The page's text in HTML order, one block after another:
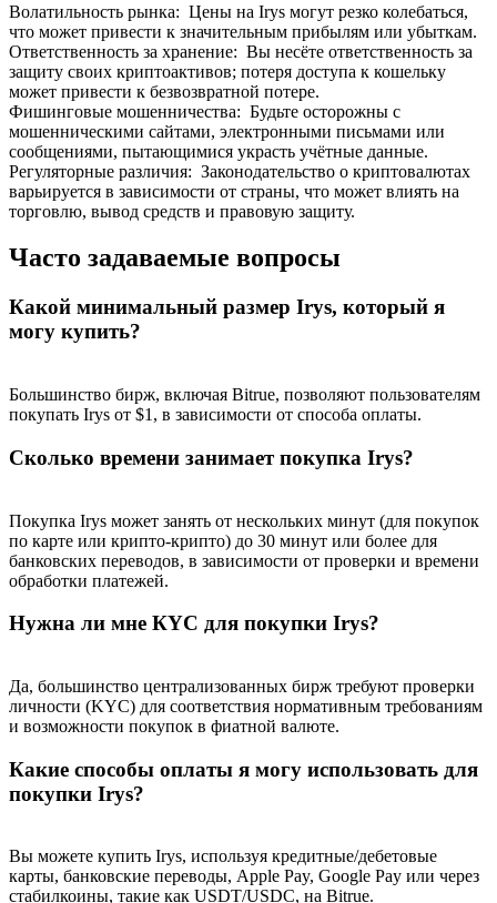
Волатильность рынка: Цены на Irys могут резко колебаться,
что может привести к значительным прибылям или убыткам.
Ответственность за хранение: Вы несёте ответственность за
защиту своих криптоактивов; потеря доступа к кошельку
может привести к безвозвратной потере.
Фишинговые мошенничества: Будьте осторожны с
мошенническими сайтами, электронными письмами или
сообщениями, пытающимися украсть учётные данные.
Регуляторные различия: Законодательство о криптовалютах
варьируется в зависимости от страны, что может влиять на
торговлю, вывод средств и правовую защиту.
Часто задаваемые вопросы
Какой минимальный размер Irys, который я
могу купить?
Большинство бирж, включая Bitrue, позволяют пользователям
покупать Irys от $1, в зависимости от способа оплаты.
Сколько времени занимает покупка Irys?
Покупка Irys может занять от нескольких минут (для покупок
по карте или крипто-крипто) до 30 минут или более для
банковских переводов, в зависимости от проверки и времени
обработки платежей.
Нужна ли мне КYC для покупки Irys?
Да, большинство централизованных бирж требуют проверки
личности (KYC) для соответствия нормативным требованиям
и возможности покупок в фиатной валюте.
Какие способы оплаты я могу использовать для
покупки Irys?
Вы можете купить Irys, используя кредитные/дебетовые
карты, банковские переводы, Apple Pay, Google Pay или через
стабилкоины, такие как USDT/USDC, на Bitrue.